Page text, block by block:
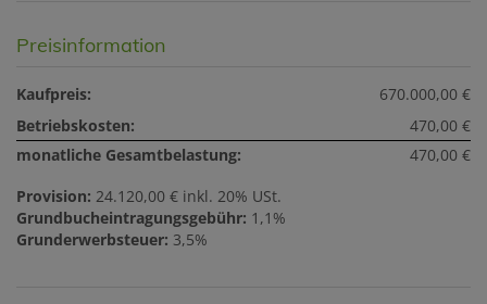
Preisinformation
Kaufpreis:
670.000,00 €
Betriebskosten:
470,00 €
monatliche Gesamtbelastung:
470,00 €
Provision: 24.120,00 € inkl. 20% USt.
Grundbucheintragungsgebühr: 1,1%
Grunderwerbsteuer: 3,5%